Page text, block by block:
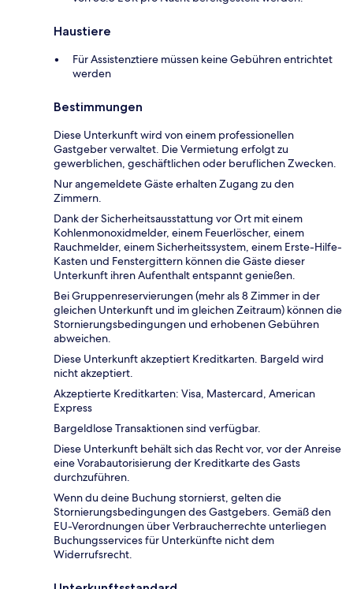
Haustiere
Für Assistenztiere müssen keine Gebühren entrichtet
werden
Bestimmungen
Diese Unterkunft wird von einem professionellen
Gastgeber verwaltet. Die Vermietung erfolgt zu
gewerblichen, geschäftlichen oder beruflichen Zwecken.
Nur angemeldete Gäste erhalten Zugang zu den
Zimmern.
Dank der Sicherheitsausstattung vor Ort mit einem
Kohlenmonoxidmelder, einem Feuerlöscher, einem
Rauchmelder, einem Sicherheitssystem, einem Erste-Hilfe-
Kasten und Fenstergittern können die Gäste dieser
Unterkunft ihren Aufenthalt entspannt genießen.
Bei Gruppenreservierungen (mehr als 8 Zimmer in der
gleichen Unterkunft und im gleichen Zeitraum) können die
Stornierungsbedingungen und erhobenen Gebühren
abweichen.
Diese Unterkunft akzeptiert Kreditkarten. Bargeld wird
nicht akzeptiert.
Akzeptierte Kreditkarten: Visa, Mastercard, American
Express
Bargeldlose Transaktionen sind verfügbar.
Diese Unterkunft behält sich das Recht vor, vor der Anreise
eine Vorabautorisierung der Kreditkarte des Gasts
durchzuführen.
Wenn du deine Buchung stornierst, gelten die
Stornierungsbedingungen des Gastgebers. Gemäß den
EU-Verordnungen über Verbraucherrechte unterliegen
Buchungsservices für Unterkünfte nicht dem
Widerrufsrecht.